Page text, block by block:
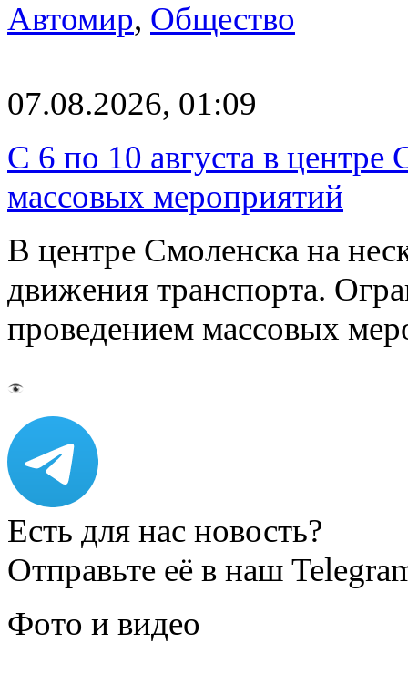
Автомир, Общество
07.08.2026, 01:09
С 6 по 10 августа в центре
массовых мероприятий
В центре Смоленска на
движения транспорта.
проведением массовых
Есть для нас новость?
Отправьте её в наш
Фото и видео